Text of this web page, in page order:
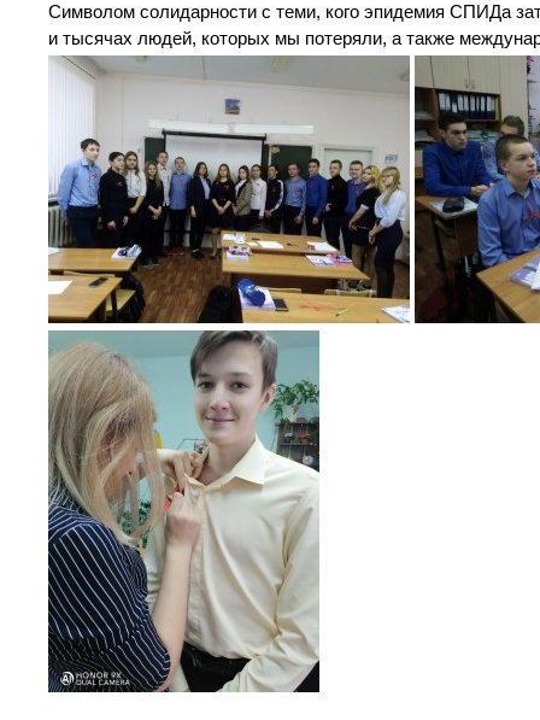
Символом солидарности с теми, кого эпидемия СПИДа
и тысячах людей, которых мы потеряли, а также